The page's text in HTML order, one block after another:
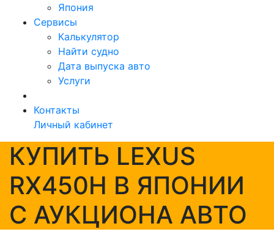
Япония
Сервисы
Калькулятор
Найти судно
Дата выпуска авто
Услуги
Контакты
Личный кабинет
КУПИТЬ LEXUS
RX450H В ЯПОНИИ
С АУКЦИОНА АВТО